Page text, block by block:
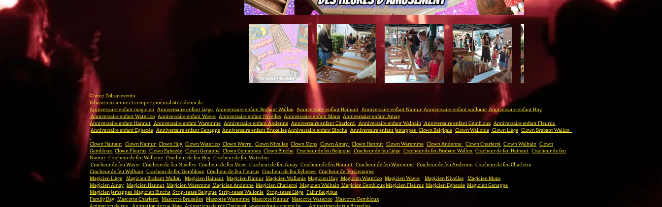
© 2017 Zoltan events
Education canine et comportementaliste à domicile
Anniversaire enfant magicien Anniversaire enfant Liège Anniversaire enfant Brabant Wallon Anniversaire enfant Hainaut Anniversaire enfant Namur Anniversaire enfant wallonieAnniversaire enfant Huy
Anniversaire enfant Waterloo Anniversaire enfant Wavre Anniversaire enfant Nivelles Anniversaire enfant Mons Anniversaire enfant Amay
Anniversaire enfant Hannut Anniversaire enfant Waremme Anniversaire enfant Andenne Anniversaire enfant Charleroi Anniversaire enfant Walhain Anniversaire enfant Gembloux Anniversaire enfant Fleurus
Anniversaire enfant Eghezée Anniversaire enfant Genappe Anniversaire enfant BruxellesAnniversaire enfant Binche Anniversaire enfant Jemappes Clown Belgique Clown Wallonie Clown Liège Clown Brabant Wallon
Clown Hainaut Clown Namur Clown Huy Clown Waterloo Clown Wavre Clown Nivelles Clown Mons Clown Amay Clown Hannut Clown Waremme Clown Andenne Clown Charleroi Clown Walhain Clown
Gembloux Clown Fleurus Clown Eghezée Clown Genappe Clown Gemappes Clown Binche Cracheur de feu Belgique Cracheur de feu Liège Cracheur de feu Brabant Wallon Cracheur de feu Hainaut Cracheur de feu
Namur Cracheur de feu Wallonie Cracheur de feu Huy Cracheur de feu Waterloo
Cracheur de feu Wavre Cracheur de feu Nivelles Cracheur de feu Mons Cracheur de feu Amay Cracheur de feu Hannut Cracheur de feu Waremme Cracheur de feu Andenne Cracheur de feu Charleroi
Cracheur de feu Walhain Cracheur de feu Gembloux Cracheur de feu Fleurus Cracheur de feu Eghezee Cracheur de feu Genappe
Magicien Liège Magicien Brabant Wallon Magicien Hainaut Magicien Namur Magicien Wallonie Magicien Huy Magicien Waterloo Magicien Wavre Magicien Nivelles Magicien Mons
Magicien Amay Magicien Hannut Magicien Waremme Magicien Andenne Magicien Charleroi Magicien Walhain Magicien GemblouxMagicien Fleurus Magicien Eghezée Magicien Genappe
Magicien Jemappes Magicien Binche Strip-tease Belgique Strip-tease Wallonie Strip-tease Liège Fakir Belgique
Family Day Mascotte Charleroi Mascotte Bruxelles Mascotte Waremme Mascotte Namur Mascotte Waterloo Mascotte Gembloux
Animation de rue
Animation de rue liège Animations de rue Charleroi www.zoltan-concept.be Animations de rue Bruxelles